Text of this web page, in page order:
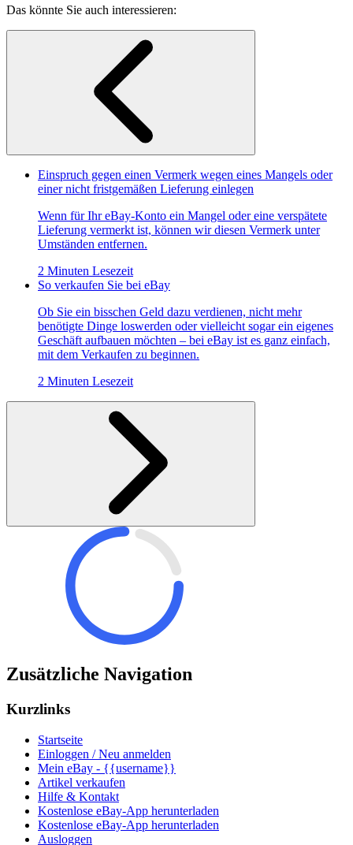
Das könnte Sie auch interessieren:
Einspruch gegen einen Vermerk wegen eines Mangels oder
einer nicht fristgemäßen Lieferung einlegen
Wenn für Ihr eBay-Konto ein Mangel oder eine verspätete
Lieferung vermerkt ist, können wir diesen Vermerk unter
Umständen entfernen.
2 Minuten Lesezeit
So verkaufen Sie bei eBay
Ob Sie ein bisschen Geld dazu verdienen, nicht mehr
benötigte Dinge loswerden oder vielleicht sogar ein eigenes
Geschäft aufbauen möchten – bei eBay ist es ganz einfach,
mit dem Verkaufen zu beginnen.
2 Minuten Lesezeit
Zusätzliche Navigation
Kurzlinks
Startseite
Einloggen / Neu anmelden
Mein eBay - {{username}}
Artikel verkaufen
Hilfe & Kontakt
Kostenlose eBay-App herunterladen
Kostenlose eBay-App herunterladen
Ausloggen